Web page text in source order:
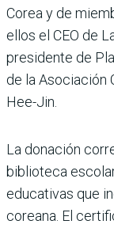
Corea y de
ellos el CEO de
presidente de
de la Asociación
Hee-Jin.
La donación
biblioteca
educativas que
coreana. El